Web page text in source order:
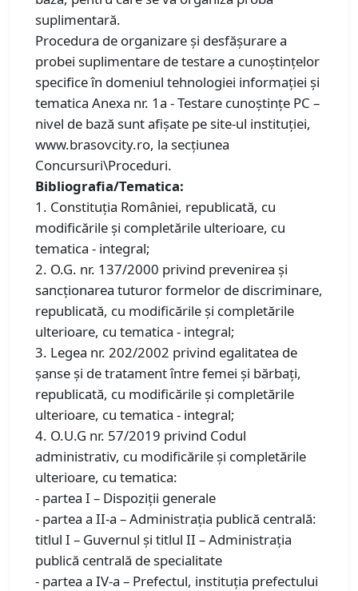
suplimentară.
Procedura de organizare şi desfăşurare a
probei suplimentare de testare a cunoştinţelor
specifice în domeniul tehnologiei informaţiei şi
tematica Anexa nr. 1a - Testare cunoştinţe PC –
nivel de bază sunt afişate pe site-ul instituţiei,
www.brasovcity.ro, la secţiunea
Concursuri\Proceduri.
Bibliografia/Tematica:
1. Constituția României, republicată, cu
modificările și completările ulterioare, cu
tematica - integral;
2. O.G. nr. 137/2000 privind prevenirea şi
sancţionarea tuturor formelor de discriminare,
republicată, cu modificările şi completările
ulterioare, cu tematica - integral;
3. Legea nr. 202/2002 privind egalitatea de
şanse şi de tratament între femei şi bărbaţi,
republicată, cu modificările şi completările
ulterioare, cu tematica - integral;
4. O.U.G nr. 57/2019 privind Codul
administrativ, cu modificările şi completările
ulterioare, cu tematica:
- partea I – Dispoziții generale
- partea a II-a – Administrația publică centrală:
titlul I – Guvernul și titlul II – Administrația
publică centrală de specialitate
- partea a IV-a – Prefectul, instituția prefectului